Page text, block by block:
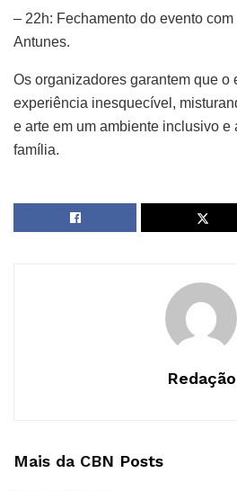
– 22h: Fechamento do evento
Antunes.
Os organizadores garantem que o
experiência inesquecível,
e arte em um ambiente inclusivo e
família.
Redação
Mais da CBN Posts